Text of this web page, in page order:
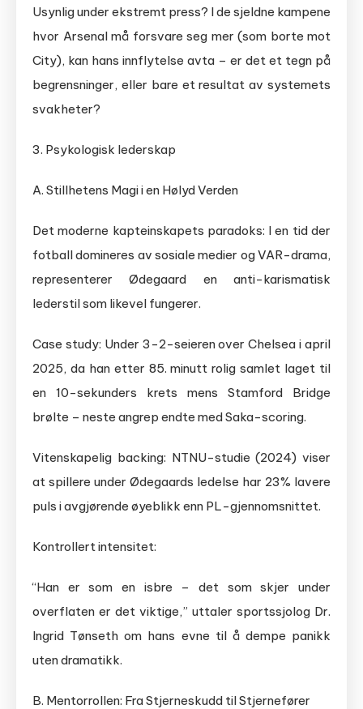
Usynlig under ekstremt press? I de sjeldne kampene
hvor Arsenal må forsvare seg mer (som borte mot
City), kan hans innflytelse avta – er det et tegn på
begrensninger, eller bare et resultat av systemets
svakheter?
3. Psykologisk lederskap
A. Stillhetens Magi i en Hølyd Verden
Det moderne kapteinskapets paradoks: I en tid der
fotball domineres av sosiale medier og VAR-drama,
representerer Ødegaard en anti-karismatisk
lederstil som likevel fungerer.
Case study: Under 3-2-seieren over Chelsea i april
2025, da han etter 85. minutt rolig samlet laget til
en 10-sekunders krets mens Stamford Bridge
brølte – neste angrep endte med Saka-scoring.
Vitenskapelig backing: NTNU-studie (2024) viser
at spillere under Ødegaards ledelse har 23% lavere
puls i avgjørende øyeblikk enn PL-gjennomsnittet.
Kontrollert intensitet:
“Han er som en isbre – det som skjer under
overflaten er det viktige,” uttaler sportssjolog Dr.
Ingrid Tønseth om hans evne til å dempe panikk
uten dramatikk.
B. Mentorrollen: Fra Stjerneskudd til Stjernefører